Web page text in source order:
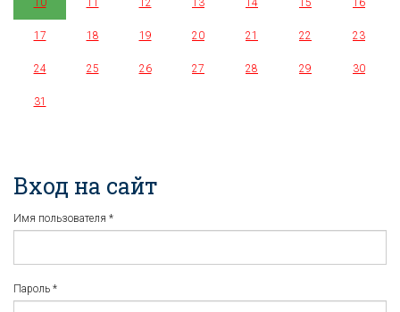
10 11 12 13 14 15 16
17 18 19 20 21 22 23
24 25 26 27 28 29 30
31
Вход на сайт
Имя пользователя *
Пароль *